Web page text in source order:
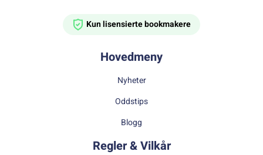
Kun lisensierte bookmakere
Hovedmeny
Nyheter
Oddstips
Blogg
Regler & Vilkår